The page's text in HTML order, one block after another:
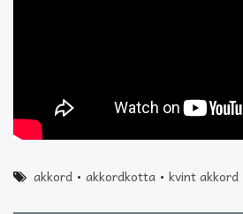
akkord •akkordkotta •kvint akkord